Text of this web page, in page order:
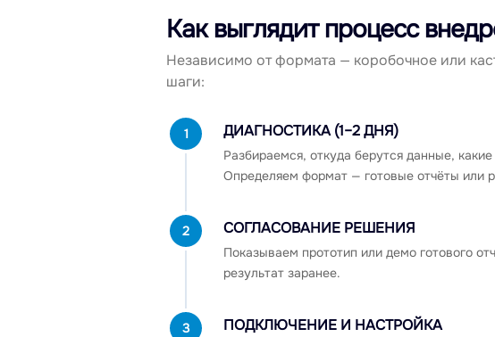
Как выглядит процесс
Независимо от формата — коробочное или
шаги:
1 ДИАГНОСТИКА (1–2 ДНЯ)
Разбираемся, откуда берутся данные,
Определяем формат — готовые отчёты или
2 СОГЛАСОВАНИЕ РЕШЕНИЯ
Показываем прототип или демо готового
результат заранее.
3 ПОДКЛЮЧЕНИЕ И НАСТРОЙКА